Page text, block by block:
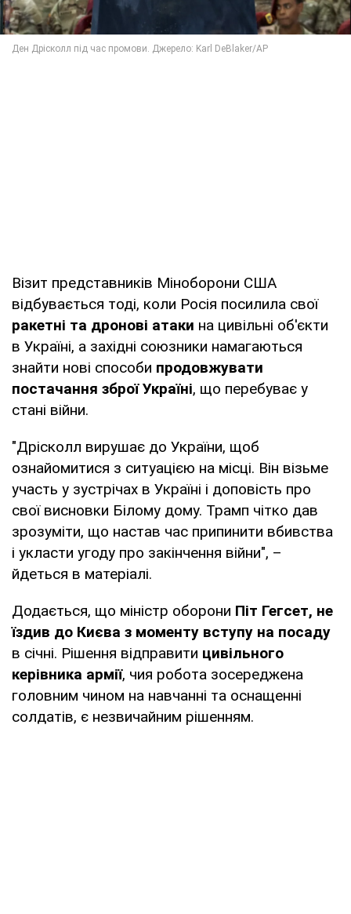
Візит представників Міноборони США
відбувається тоді, коли Росія посилила свої
ракетні та дронові атаки на цивільні об'єкти
в Україні, а західні союзники намагаються
знайти нові способи продовжувати
постачання зброї Україні, що перебуває у
стані війни.
"Дрісколл вирушає до України, щоб
ознайомитися з ситуацією на місці. Він візьме
участь у зустрічах в Україні і доповість про
свої висновки Білому дому. Трамп чітко дав
зрозуміти, що настав час припинити вбивства
і укласти угоду про закінчення війни", –
йдеться в матеріалі.
Додається, що міністр оборони Піт Гегсет, не
їздив до Києва з моменту вступу на посаду
в січні. Рішення відправити цивільного
керівника армії, чия робота зосереджена
головним чином на навчанні та оснащенні
солдатів, є незвичайним рішенням.